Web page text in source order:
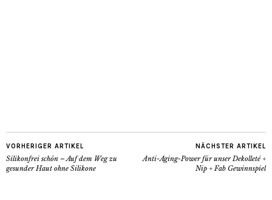
VORHERIGER ARTIKEL
Silikonfrei schön – Auf dem Weg zu
gesunder Haut ohne Silikone
NÄCHSTER ARTIKEL
Anti-Aging-Power für unser Dekolleté +
Nip + Fab Gewinnspiel